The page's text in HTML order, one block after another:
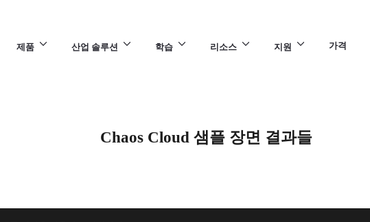
제품 산업 솔루션 학습 리소스 지원 가격
Chaos Cloud 샘플 장면 결과들